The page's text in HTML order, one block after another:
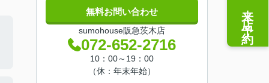
無料お問い合わせ
sumohouse阪急茨木店
072-652-2716
10：00～19：00
（休：年末年始）
来店予約